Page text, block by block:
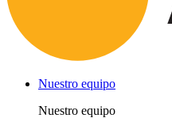
Nuestro equipo
Nuestro equipo